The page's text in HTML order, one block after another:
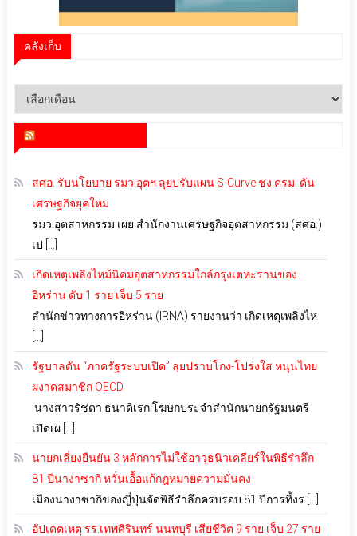
คลังเก็บ
คลัง
สศอ. รับนโยบาย รมว.อุตฯ ลุยปรับแผน S-Curve ชง ครม. ดัน
เศรษฐกิจยุคใหม่
รมว.อุตสาหกรรม เผย สำนักงานเศรษฐกิจอุตสาหกรรม (สศอ.)
เป […]
เกิดเหตุเพลิงไหม้นิคมอุตสาหกรรมใกล้กรุงเตหะรานของ
อิหร่าน ดับ 1 ราย เจ็บ 5 ราย
สำนักข่าวทางการอิหร่าน (IRNA) รายงานว่า เกิดเหตุเพลิงไห
รัฐบาลดัน “ภาครัฐระบบเปิด” ลุยปราบโกง-โปร่งใส หนุนไทย
ผงาดสมาชิก OECD
นางสาวรัชดา ธนาดิเรก โฆษกประจำสำนักนายกรัฐมนตรี
เปิดเผ […]
นายกเลี่ยงยืนยัน 3 หลักการไม่ใช้อาวุธนิวเคลียร์ในพิธีรำลึก
81 ปีนางาซากิ หวั่นเอื้อแก้กฎหมายความมั่นคง
เมืองนางาซากิของญี่ปุ่นจัดพิธีรำลึกครบรอบ 81 ปีการทิ้งร […]
อัปเดตเหตุ รร.เทพศิรินทร์ นนทบุรี เสียชีวิต 9 ราย เจ็บ 27 ราย